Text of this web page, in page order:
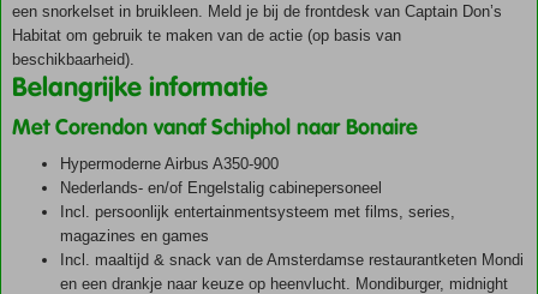
een snorkelset in bruikleen. Meld je bij de frontdesk van Captain Don’s
Habitat om gebruik te maken van de actie (op basis van
beschikbaarheid).
Belangrijke informatie
Met Corendon vanaf Schiphol naar Bonaire
Hypermoderne Airbus A350-900
Nederlands- en/of Engelstalig cabinepersoneel
Incl. persoonlijk entertainmentsysteem met films, series,
magazines en games
Incl. maaltijd & snack van de Amsterdamse restaurantketen Mondi
en een drankje naar keuze op heenvlucht. Mondiburger, midnight